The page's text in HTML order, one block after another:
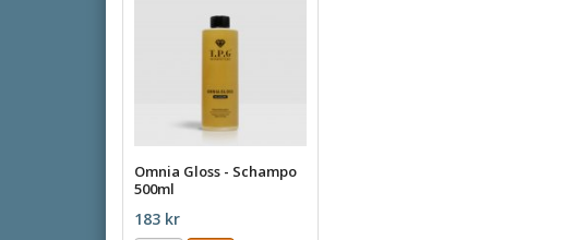
Omnia Gloss - Schampo
500ml
183 kr